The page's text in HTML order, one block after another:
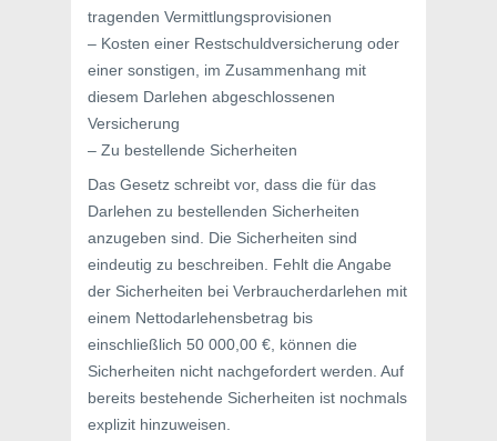
tragenden Vermittlungsprovisionen
– Kosten einer Restschuldversicherung oder
einer sonstigen, im Zusammenhang mit
diesem Darlehen abgeschlossenen
Versicherung
– Zu bestellende Sicherheiten
Das Gesetz schreibt vor, dass die für das
Darlehen zu bestellenden Sicherheiten
anzugeben sind. Die Sicherheiten sind
eindeutig zu beschreiben. Fehlt die Angabe
der Sicherheiten bei Verbraucherdarlehen mit
einem Nettodarlehensbetrag bis
einschließlich 50 000,00 €, können die
Sicherheiten nicht nachgefordert werden. Auf
bereits bestehende Sicherheiten ist nochmals
explizit hinzuweisen.